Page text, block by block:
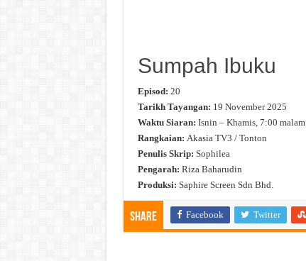
Sumpah Ibuku
Episod: 20
Tarikh Tayangan: 19 November 2025
Waktu Siaran: Isnin – Khamis, 7:00 malam
Rangkaian: Akasia TV3 / Tonton
Penulis Skrip: Sophilea
Pengarah: Riza Baharudin
Produksi: Saphire Screen Sdn Bhd.
Share Facebook Twitter